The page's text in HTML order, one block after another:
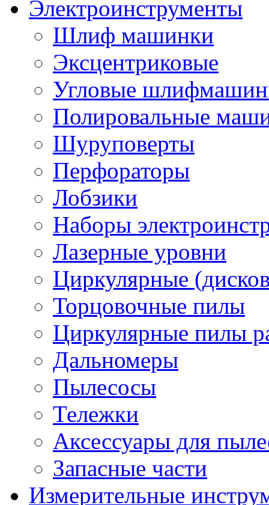
Электроинструменты
Шлиф машинки
Эксцентриковые
Угловые
Полировальные
Шуруповерты
Перфораторы
Лобзики
Наборы
Лазерные уровни
Циркулярные
Торцовочные пилы
Циркулярные пилы
Дальномеры
Пылесосы
Тележки
Аксессуары для
Запасные части
Измерительные